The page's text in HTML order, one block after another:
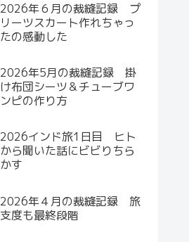
2026年６月の裁縫記録 プ
リーツスカート作れちゃっ
たの感動した
2026年5月の裁縫記録 掛
け布団シーツ＆チューブワ
ンピの作り方
2026インド旅1日目 ヒト
から聞いた話にビビりちら
かす
2026年４月の裁縫記録 旅
支度も最終段階